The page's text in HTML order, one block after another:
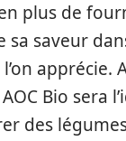
plus de
saveur
Bio sera
des